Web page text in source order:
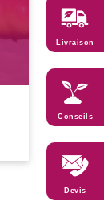
Livraison
Conseils
Devis